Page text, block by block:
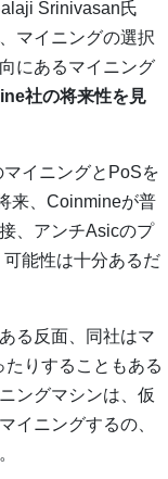
Srinivasan氏
マイニングの選択
にあるマイニング
社の将来性を見
イニングとPoSを
来、Coinmineが普
、アンチAsicのプ
能性は十分あるだ
る反面、同社はマ
りすることもある
ングマシンは、仮
イニングするの、